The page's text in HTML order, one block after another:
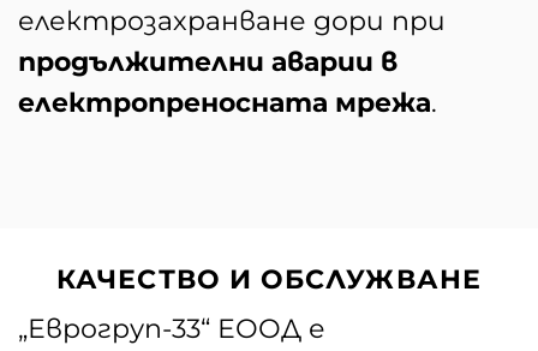
електрозахранване дори при
продължителни аварии в
електропреносната мрежа.
КАЧЕСТВО И ОБСЛУЖВАНЕ
„Еврогруп-33“ ЕООД е